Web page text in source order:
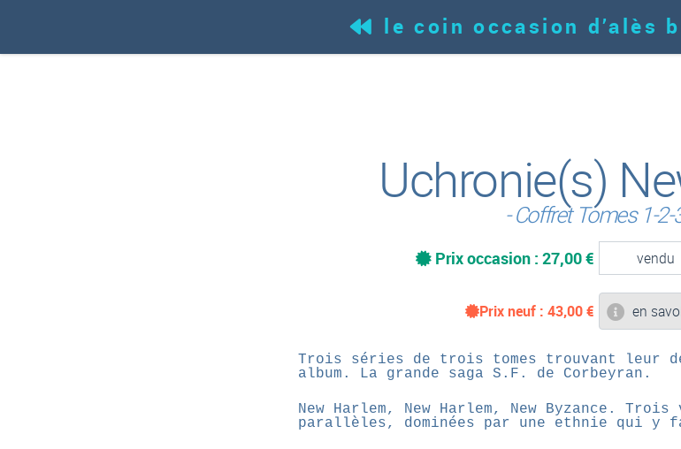
le coin occasion d’alès
Uchronie(s)
- Coffret Tomes 1-2-
Prix occasion : 27,00 € vendu
Prix neuf : 43,00€ en
Trois séries de trois tomes trouvant leur
album. La grande saga S.F. de Corbeyran.
New Harlem, New Harlem, New Byzance.
parallèles, dominées par une ethnie qui